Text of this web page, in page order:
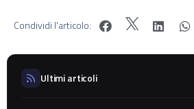
Condividi l'articolo:
Ultimi articoli